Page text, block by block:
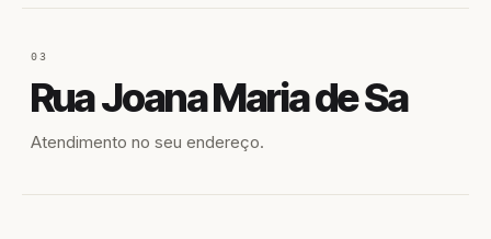
03
Rua Joana Maria de Sa
Atendimento no seu endereço.